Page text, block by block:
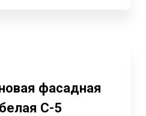
фасадная
С-5